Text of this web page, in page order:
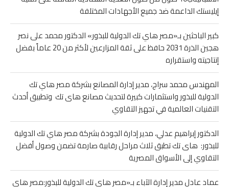
إيليستك الداعمة ضد جميع الأجهادات المختلفة
كبير الباحثين بـ«مصر هاي تك الدولية للبذور» الدكتور محمد على نصر
هجين الذرة 2031 حافظ على ثقة المزارعين لأكثر من 20 عاماً بفضل
إنتاجيته واستقراره
المهندس محمد سراج، مدير إدارة المصانع بشركة مصر هاي تك
الدولية للبذور واستثمارات كبيرة لتحديث مصانع هاى تك وتطبيق أحدث
التقنيات العالمية في تجهيز التقاوي
الدكتور إبراهيم عدلي، مدير إدارة الجودة بشركة مصر هاي تك الدولية
للبذور: هاى تك تطبق ثلاث مراحل رقابية صارمة تضمن وصول أفضل
التقاوي إلى الأسواق المصرية
عماد عادل مدير إدارة الآباء بـ«مصر هاي تك الدولية للبذور:مصر هاي